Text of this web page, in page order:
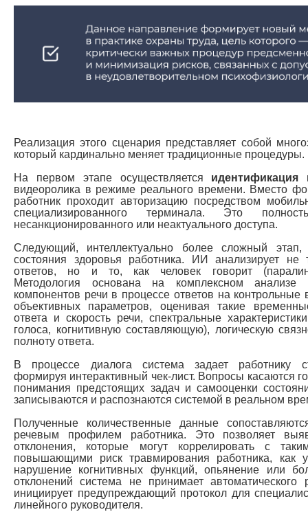
Реализация этого сценария представляет собой
который кардинально меняет традиционные процедуры.
На первом этапе осуществляется идентификация
видеоролика в режиме реального времени. Вместо
работник проходит авторизацию посредством
специализированного терминала. Это
несанкционированного или неактуального доступа.
Следующий, интеллектуально более сложный
состояния здоровья работника. ИИ анализирует не
ответов, но и то, как человек говорит
Методология основана на комплексном
компонентов речи в процессе ответов на
объективных параметров, оценивая такие
ответа и скорость речи, спектральные
голоса, когнитивную составляющую), логическую
полноту ответа.
В процессе диалога система задает работнику
формируя интерактивный чек-лист. Вопросы касаются
понимания предстоящих задач и самооценки
записываются и распознаются системой в реальном
Полученные количественные данные
речевым профилем работника. Это позволяет
отклонения, которые могут коррелировать с
повышающими риск травмирования работника, как
нарушение когнитивных функций, опьянение или
отклонений система не принимает
инициирует предупреждающий протокол для
линейного руководителя.